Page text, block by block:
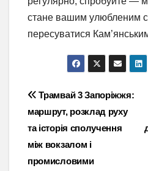
стане вашим улюбленим
пересуватися
Навігація
записів
Трамвай 3 Запоріжжя:
маршрут, розклад руху
та історія сполучення
між вокзалом і
промисловими